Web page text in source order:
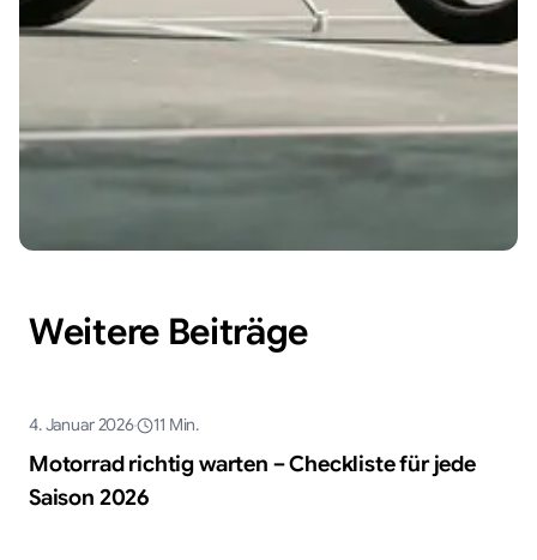
Weitere Beiträge
Ratgeber
4. Januar 2026 11 Min.
Motorrad richtig warten – Checkliste für jede
Saison 2026